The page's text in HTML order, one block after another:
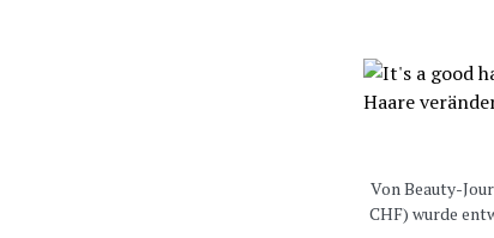
Von Beauty-
CHF) wurde